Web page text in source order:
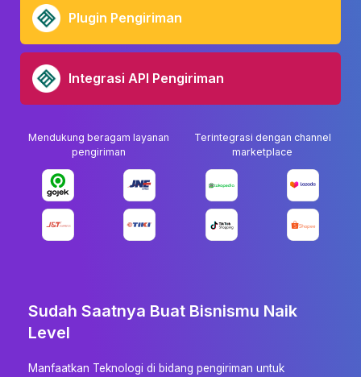
Plugin Pengiriman
Integrasi API Pengiriman
Mendukung beragam layanan
pengiriman
Terintegrasi dengan channel
marketplace
Sudah Saatnya Buat Bisnismu Naik
Level
Manfaatkan Teknologi di bidang pengiriman untuk